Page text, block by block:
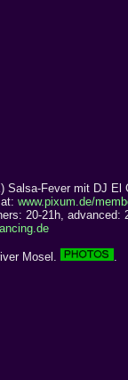
Fever mit DJ El
www.pixum.de/
20-21h, advanced:
Mosel.